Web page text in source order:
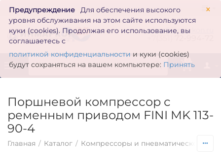
×
Предупреждение
Для обеспечения высокого
уровня обслуживания на этом сайте используются
куки (cookies). Продолжая его использование, вы
соглашаетесь с
политикой конфиденциальности и куки (cookies)
будут сохраняться на вашем компьютере: Принять
zakaz@inmarkon.ru
0
Поршневой компрессор с
ременным приводом FINI MK 113-
90-4
Главная / Каталог / Компрессоры и пневматическое